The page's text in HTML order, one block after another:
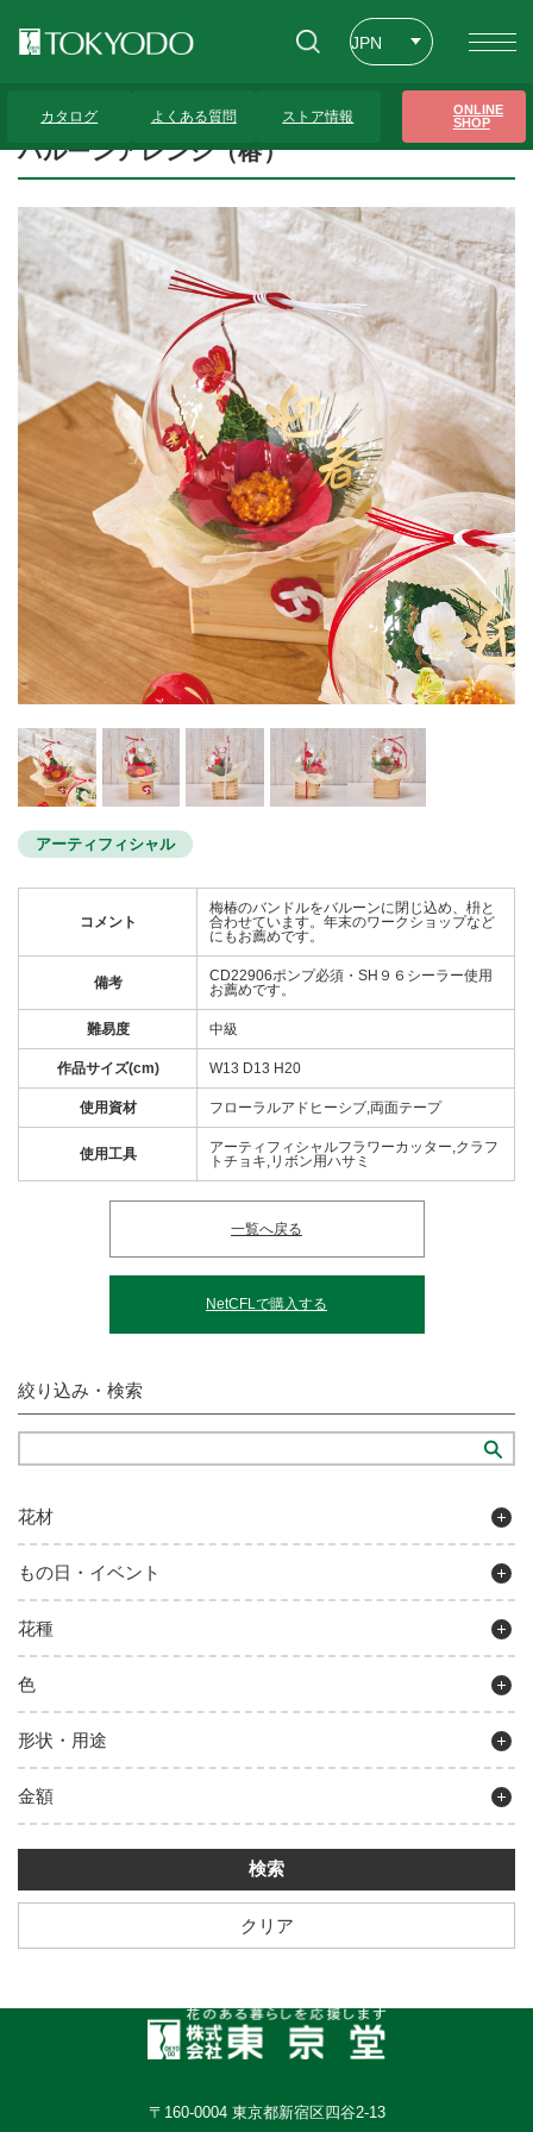
JPN
カタログ よくある質問 ストア情報
ONLINE
SHOP
バルーンアレンジ（椿）
バルーンアレンジ（椿）
アーティフィシャル
コメント
梅椿のバンドルをバルーンに閉じ込め、枡と
合わせています。年末のワークショップなど
にもお薦めです。
備考
CD22906ポンプ必須・SH９６シーラー使用
お薦めです。
難易度 中級
作品サイズ(cm) W13 D13 H20
使用資材 フローラルアドヒーシブ,両面テープ
使用工具
アーティフィシャルフラワーカッター,クラフ
トチョキ,リボン用ハサミ
一覧へ戻る
NetCFLで購入する
絞り込み・検索
花材
もの日・イベント
花種
色
形状・用途
金額
クリア
〒160-0004 東京都新宿区四谷2-13